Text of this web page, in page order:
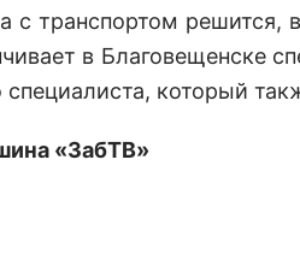
с транспортом
в Благовещенске
специалиста, который
«ЗабТВ»